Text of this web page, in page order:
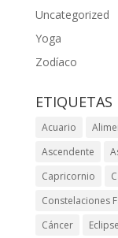
Uncategorized
Yoga
Zodíaco
ETIQUETAS
Acuario
Ascendente
Capricornio
Constelaciones
Cáncer
Eclipse